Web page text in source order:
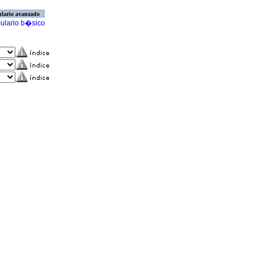
avanzado
b�sico